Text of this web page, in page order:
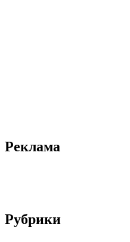
Реклама
Рубрики